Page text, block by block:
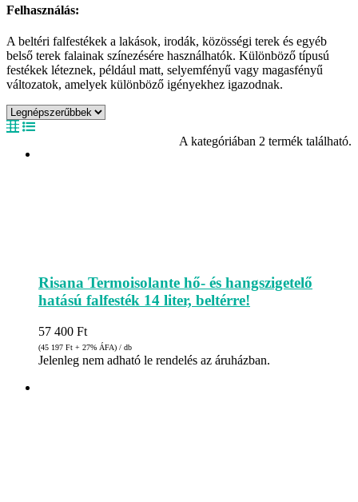
Felhasználás:
A beltéri falfestékek a lakások, irodák, közösségi terek és egyéb
belső terek falainak színezésére használhatók. Különböző típusú
festékek léteznek, például matt, selyemfényű vagy magasfényű
változatok, amelyek különböző igényekhez igazodnak.
A kategóriában 2 termék található.
Risana Termoisolante hő- és hangszigetelő
hatású falfesték 14 liter, beltérre!
57 400 Ft
(45 197 Ft + 27% ÁFA) / db
Jelenleg nem adható le rendelés az áruházban.